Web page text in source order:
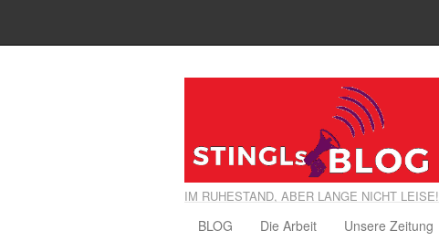
IM RUHESTAND, ABER LANGE NICHT LEISE!
BLOG Die Arbeit Unsere Zeitung